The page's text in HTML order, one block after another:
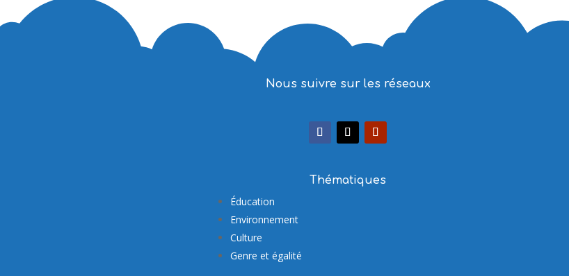
Nous suivre sur les réseaux
Thématiques
Éducation
Environnement
Culture
Genre et égalité